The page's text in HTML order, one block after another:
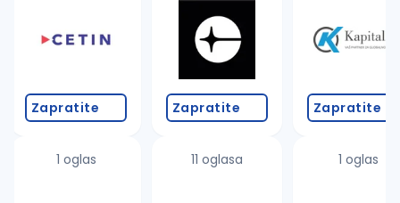
proverite pravopisne greške (koristite č, ć, š, đ,
povećajte radijus za odabrani grad
promenite odabrane filtere pretrage
Zapratite
1 oglas
Zapratite
11 oglasa
Zapratite
1 oglas